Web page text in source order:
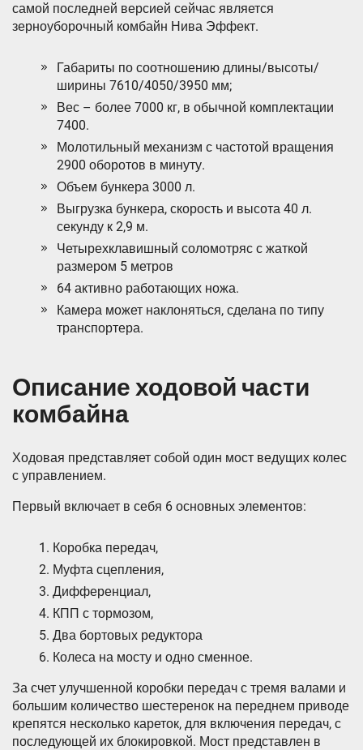
самой последней версией сейчас является
зерноуборочный комбайн Нива Эффект.
Габариты по соотношению длины/высоты/
ширины 7610/4050/3950 мм;
Вес – более 7000 кг, в обычной комплектации
7400.
Молотильный механизм с частотой вращения
2900 оборотов в минуту.
Объем бункера 3000 л.
Выгрузка бункера, скорость и высота 40 л.
секунду к 2,9 м.
Четырехклавишный соломотряс с жаткой
размером 5 метров
64 активно работающих ножа.
Камера может наклоняться, сделана по типу
транспортера.
Описание ходовой части
комбайна
Ходовая представляет собой один мост ведущих колес
с управлением.
Первый включает в себя 6 основных элементов:
Коробка передач,
Муфта сцепления,
Дифференциал,
КПП с тормозом,
Два бортовых редуктора
Колеса на мосту и одно сменное.
За счет улучшенной коробки передач с тремя валами и
большим количество шестеренок на переднем приводе
крепятся несколько кареток, для включения передач, с
последующей их блокировкой. Мост представлен в